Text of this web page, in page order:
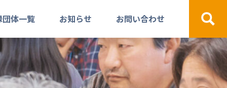
団体一覧 お知らせ お問い合わせ
検索